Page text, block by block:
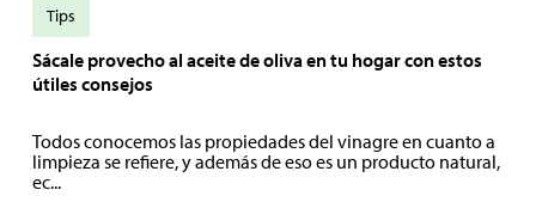
Sácale provecho al aceite de oliva en tu hogar con estos
útiles consejos
Todos conocemos las propiedades del vinagre en cuanto a
limpieza se refiere, y además de eso es un producto natural,
ec...
Tips